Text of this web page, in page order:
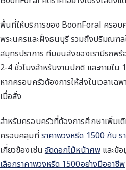
พื้นที่ให้บริการของ BoonForal ครอ
พระนครและฝั่งธนบุรี รวมถึงปริมณฑ
สมุทรปราการ ทีมขนส่งของเรามีรถพร้
2-4 ชั่วโมงสำหรับงานปกติ และภายใน
หากครอบครัวต้องการให้ส่งในเวลาเฉพ
เมื่อสั่ง
สำหรับครอบครัวที่ต้องการศึกษาเพิ่ม
ครอบคลุมที่ราคาพวงหรีด 1500 กับ ร
เกี่ยวข้องเช่นจัดดอกไม้หน้าศพและข้อ
เลือกราคาพวงหรีด 1500อย่างมืออาชีพ